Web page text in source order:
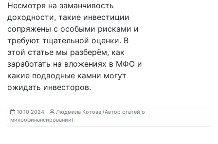
Несмотря на заманчивость
доходности, такие инвестиции
сопряжены с особыми рисками и
требуют тщательной оценки. В
этой статье мы разберём, как
заработать на вложениях в МФО и
какие подводные камни могут
ожидать инвесторов.
10.10.2024
Людмила Котова (Автор статей о
микрофинансировании)